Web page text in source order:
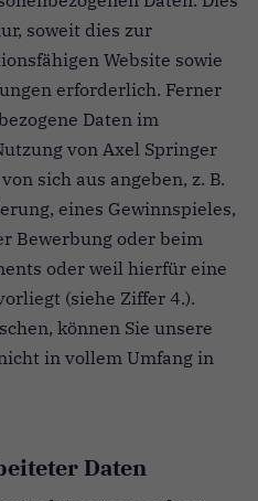
soweit dies zur
Website sowie
erforderlich. Ferner
Daten im
von Axel Springer
sich aus angeben, z. B.
eines Gewinnspieles,
Bewerbung oder beim
oder weil hierfür eine
(siehe Ziffer 4.).
können Sie unsere
in vollem Umfang in
Daten